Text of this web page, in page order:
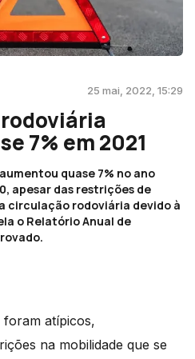
25 mai, 2022, 15:29
7% em 2021
quase 7% no ano
apesar das restrições de
circulação rodoviária devido à
o Relatório Anual de
foram atípicos,
na mobilidade que se